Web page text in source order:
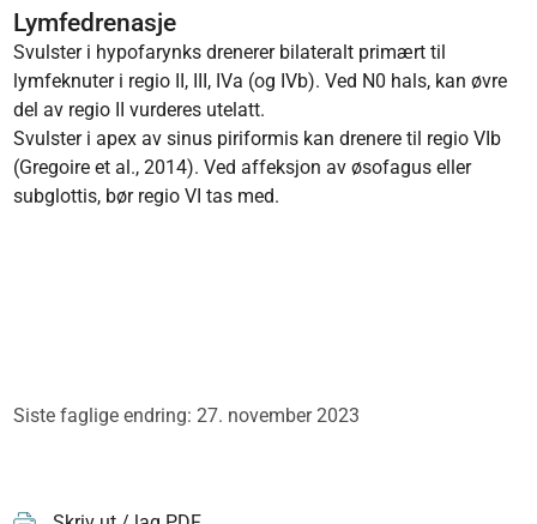
Lymfedrenasje
Svulster i hypofarynks drenerer bilateralt primært til
lymfeknuter i regio II, III, IVa (og IVb). Ved N0 hals, kan øvre
del av regio II vurderes utelatt.
Svulster i apex av sinus piriformis kan drenere til regio VIb
(Gregoire et al., 2014). Ved affeksjon av øsofagus eller
subglottis, bør regio VI tas med.
Siste faglige endring: 27. november 2023